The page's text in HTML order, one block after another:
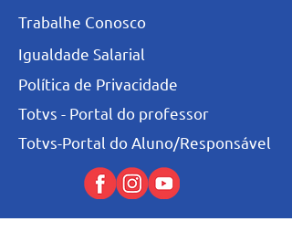
Trabalhe Conosco
Igualdade Salarial
Política de Privacidade
Totvs - Portal do professor
Totvs-Portal do Aluno/Responsável